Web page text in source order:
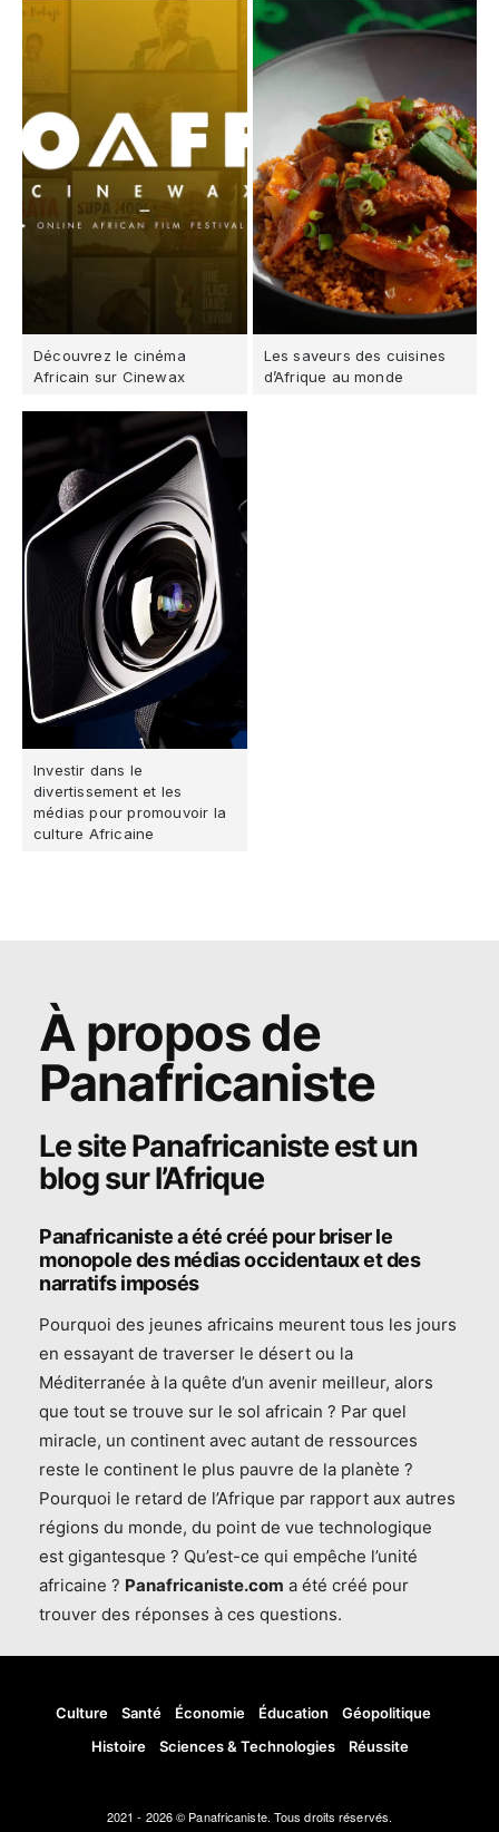
Découvrez le cinéma
Africain sur Cinewax
Les saveurs des cuisines
d’Afrique au monde
Investir dans le
divertissement et les
médias pour promouvoir la
culture Africaine
À propos de
Panafricaniste
Le site Panafricaniste est un
blog sur l’Afrique
Panafricaniste a été créé pourbriser le
monopole des médias occidentaux et des
narratifs imposés
Pourquoi des jeunes africains meurent tous les jours
en essayant de traverser le désert ou la
Méditerranée à la quête d’un avenir meilleur, alors
que tout se trouve sur le sol africain ? Par quel
miracle, un continent avec autant de ressources
reste le continent le plus pauvre de la planète ?
Pourquoi le retard de l’Afrique par rapport aux autres
régions du monde, du point de vue technologique
est gigantesque ? Qu’est-ce qui empêche l’unité
africaine ? Panafricaniste.com a été créé pour
trouver des réponses à ces questions.
Culture Santé Économie Éducation
Géopolitique
Histoire
Sciences & Technologies Réussite
2021 - 2026 © Panafricaniste. Tous droits réservés.